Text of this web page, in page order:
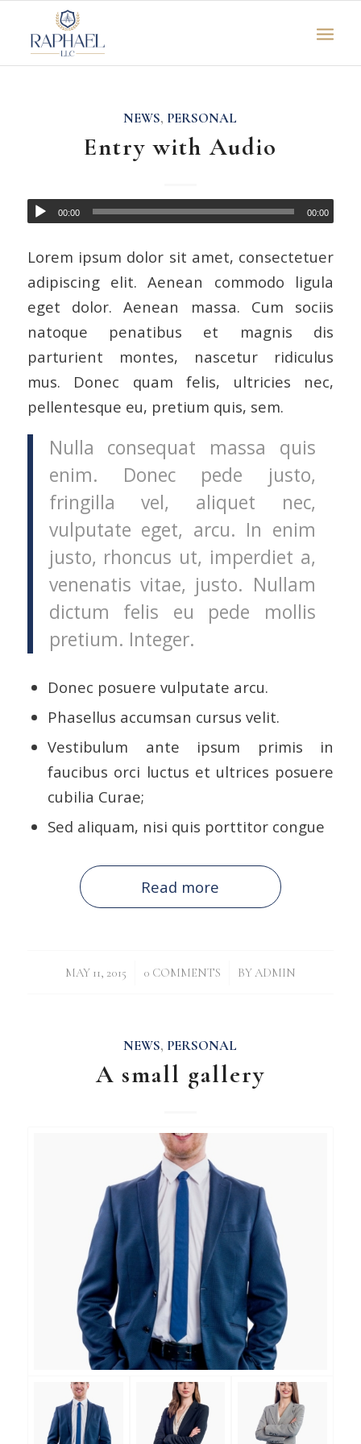
NEWS, PERSONAL
Entry with Audio
00:00 00:00
Lorem ipsum dolor sit amet, consectetuer
adipiscing elit. Aenean commodo ligula
eget dolor. Aenean massa. Cum sociis
natoque penatibus et magnis dis
parturient montes, nascetur ridiculus
mus. Donec quam felis, ultricies nec,
pellentesque eu, pretium quis, sem.
Nulla consequat massa quis
enim. Donec pede justo,
fringilla vel, aliquet nec,
vulputate eget, arcu. In enim
justo, rhoncus ut, imperdiet a,
venenatis vitae, justo. Nullam
dictum felis eu pede mollis
pretium. Integer.
Donec posuere vulputate arcu.
Phasellus accumsan cursus velit.
Vestibulum ante ipsum primis in
faucibus orci luctus et ultrices posuere
cubilia Curae;
Sed aliquam, nisi quis porttitor congue
Read more
MAY 11, 2015
/ 0 COMMENTS
/ BYADMIN
NEWS, PERSONAL
A small gallery